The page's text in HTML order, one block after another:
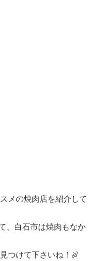
メの焼肉店を紹介して
、白石市は焼肉もなか
つけて下さいね！🍖